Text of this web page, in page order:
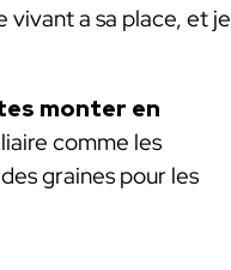
vivant a sa place, et je
monter en
comme les
graines pour les